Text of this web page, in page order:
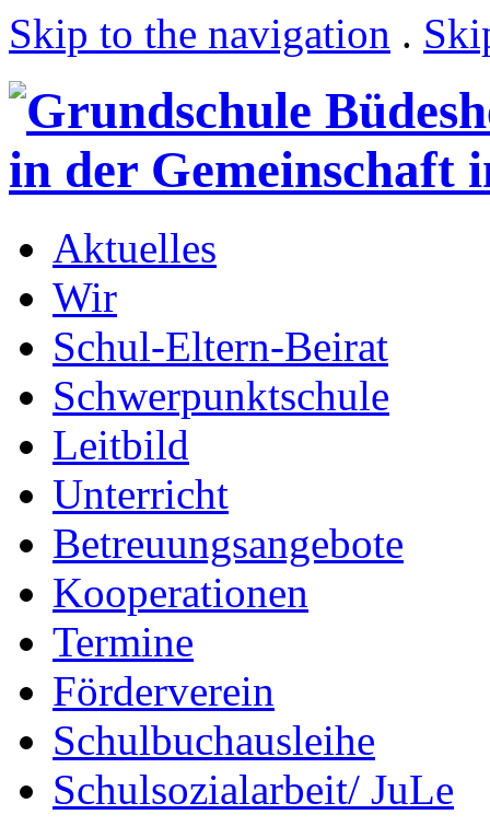
Skip to the navigation .
Aktuelles
Wir
Schul-Eltern-Beirat
Schwerpunktschule
Leitbild
Unterricht
Betreuungsangebote
Kooperationen
Termine
Förderverein
Schulbuchausleihe
Schulsozialarbeit/ JuLe